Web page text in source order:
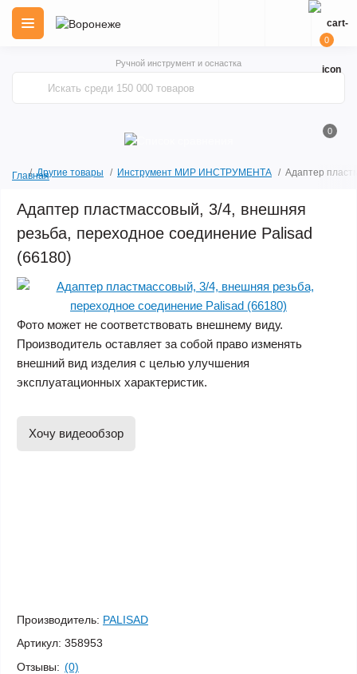
Ручной инструмент и оснастка
0
0
ГлавнаяДругие товары Инструмент МИР ИНСТРУМЕНТА Адаптер
Адаптер пластмассовый, 3/4, внешняя
резьба, переходное соединение Palisad
(66180)
Фото может не соответствовать внешнему виду.
Производитель оставляет за собой право изменять
внешний вид изделия с целью улучшения
эксплуатационных характеристик.
Хочу видеообзор
Производитель: PALISAD
Артикул: 358953
Отзывы: (0)